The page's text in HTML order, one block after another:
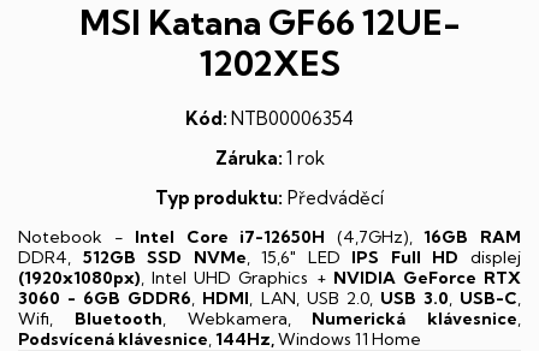
MSI Katana GF66 12UE-
1202XES
Kód: NTB00006354
Záruka: 1 rok
Typ produktu: Předváděcí
Notebook - Intel Core i7-12650H (4,7GHz),16GB RAM
DDR4, 512GB SSD NVMe, 15,6" LED IPS Full HD displej
(1920x1080px), Intel UHD Graphics + NVIDIA GeForce RTX
3060 - 6GB GDDR6, HDMI, LAN, USB 2.0, USB 3.0, USB-C,
Wifi, Bluetooth, Webkamera, Numerická klávesnice,
Podsvícená klávesnice,144Hz,Windows 11 Home